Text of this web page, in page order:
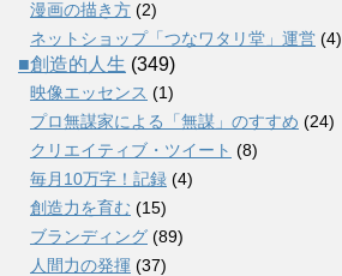
漫画の描き方 (2)
ネットショップ「つなワタリ堂」運営 (4)
■創造的人生 (349)
映像エッセンス (1)
プロ無謀家による「無謀」のすすめ (24)
クリエイティブ・ツイート (8)
毎月10万字！記録 (4)
創造力を育む (15)
ブランディング (89)
人間力の発揮 (37)